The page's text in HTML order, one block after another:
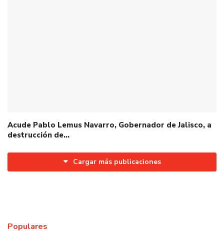
Acude Pablo Lemus Navarro, Gobernador de Jalisco, a
destrucción de…
Cargar más publicaciones
Populares